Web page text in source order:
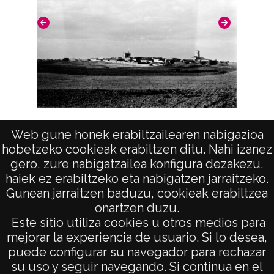
Web gune honek erabiltzailearen nabigazioa
hobetzeko cookieak erabiltzen ditu. Nahi izanez
gero, zure nabigatzailea konfigura dezakezu,
haiek ez erabiltzeko eta nabigatzen jarraitzeko.
Gunean jarraitzen baduzu, cookieak erabiltzea
onartzen duzu.
Este sitio utiliza cookies u otros medios para
mejorar la experiencia de usuario. Si lo desea,
puede configurar su navegador para rechazar
su uso y seguir navegando. Si continua en el
Licencia de las imágenes
CC BY-NC-SA 4.0
AVISO LEGAL
POLÍTICA DE PRIVACIDAD
ACCESIBILIDAD
ATENCIÓN CIUDADANA